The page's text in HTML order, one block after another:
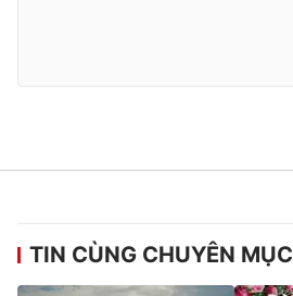
TIN CÙNG CHUYÊN MỤC